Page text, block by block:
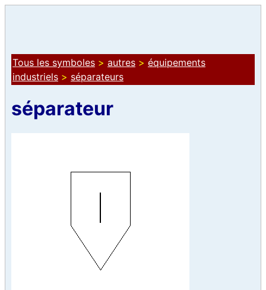
Tous les symboles > autres > équipements
industriels > séparateurs
séparateur